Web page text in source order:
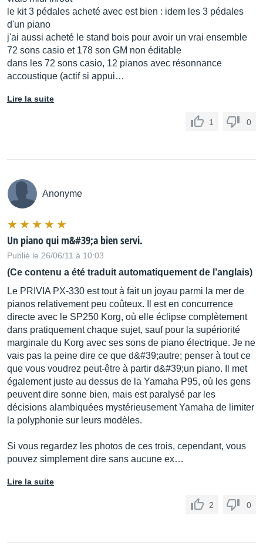
le kit 3 pédales acheté avec est bien : idem les 3 pédales
d'un piano
j'ai aussi acheté le stand bois pour avoir un vrai ensemble
72 sons casio et 178 son GM non éditable
dans les 72 sons casio, 12 pianos avec résonnance
accoustique (actif si appui…
Lire la suite
1 0
Anonyme
Un piano qui m&#39;a bien servi.
Publié le 26/06/11 à 10:03
(Ce contenu a été traduit automatiquement de l’anglais)
Le PRIVIA PX-330 est tout à fait un joyau parmi la mer de
pianos relativement peu coûteux. Il est en concurrence
directe avec le SP250 Korg, où elle éclipse complètement
dans pratiquement chaque sujet, sauf pour la supériorité
marginale du Korg avec ses sons de piano électrique. Je ne
vais pas la peine dire ce que d&#39;autre; penser à tout ce
que vous voudrez peut-être à partir d&#39;un piano. Il met
également juste au dessus de la Yamaha P95, où les gens
peuvent dire sonne bien, mais est paralysé par les
décisions alambiquées mystérieusement Yamaha de limiter
la polyphonie sur leurs modèles.
Si vous regardez les photos de ces trois, cependant, vous
pouvez simplement dire sans aucune ex…
Lire la suite
2 0